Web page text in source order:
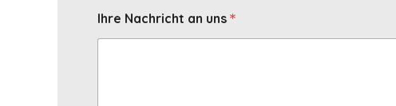
Ihre Nachricht an uns *